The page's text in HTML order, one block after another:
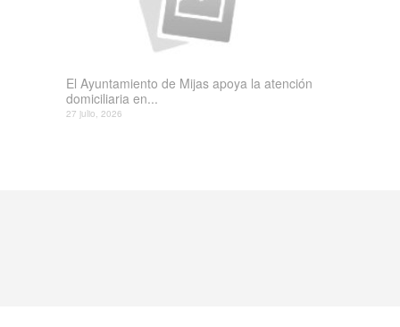
El Ayuntamiento de Mijas apoya la atención
domiciliaria en...
27 julio, 2026